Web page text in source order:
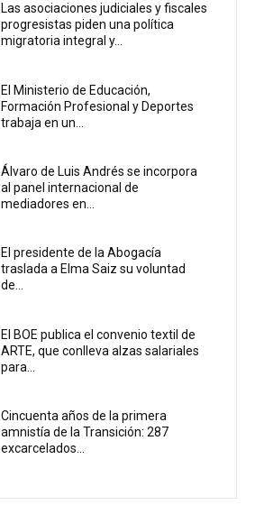
Las asociaciones judiciales y fiscales
progresistas piden una política
migratoria integral y...
El Ministerio de Educación,
Formación Profesional y Deportes
trabaja en un...
Álvaro de Luis Andrés se incorpora
al panel internacional de
mediadores en...
El presidente de la Abogacía
traslada a Elma Saiz su voluntad
de...
El BOE publica el convenio textil de
ARTE, que conlleva alzas salariales
para...
Cincuenta años de la primera
amnistía de la Transición: 287
excarcelados...